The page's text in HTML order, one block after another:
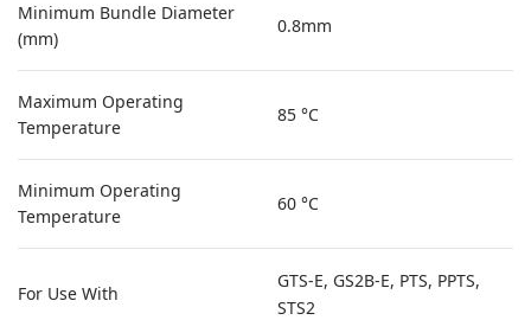
Minimum Bundle Diameter
(mm)
0.8mm
Maximum Operating
Temperature
85 °C
Minimum Operating
Temperature
60 °C
For Use With
GTS-E, GS2B-E, PTS, PPTS,
STS2